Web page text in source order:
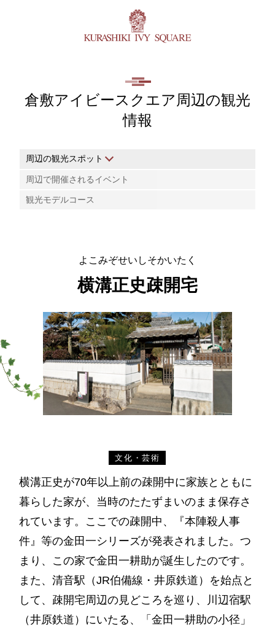
倉敷アイビースクエア周辺の観光
情報
周辺の観光スポット
周辺で開催されるイベント
観光モデルコース
よこみぞせいしそかいたく
横溝正史疎開宅
文化・芸術
横溝正史が70年以上前の疎開中に家族とともに
暮らした家が、当時のたたずまいのまま保存さ
れています。ここでの疎開中、『本陣殺人事
件』等の金田一シリーズが発表されました。つ
まり、この家で金田一耕助が誕生したのです。
また、清音駅（JR伯備線・井原鉄道）を始点と
して、疎開宅周辺の見どころを巡り、川辺宿駅
（井原鉄道）にいたる、「金田一耕助の小径」